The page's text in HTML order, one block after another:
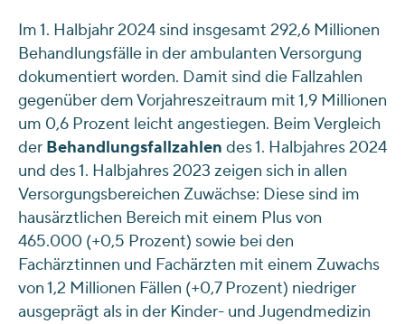
Im 1. Halbjahr 2024 sind insgesamt 292,6 Millionen
Behandlungsfälle in der ambulanten Versorgung
dokumentiert worden. Damit sind die Fallzahlen
gegenüber dem Vorjahreszeitraum mit 1,9 Millionen
um 0,6 Prozent leicht angestiegen. Beim Vergleich
der Behandlungsfallzahlen des 1. Halbjahres 2024
und des 1. Halbjahres 2023 zeigen sich in allen
Versorgungsbereichen Zuwächse: Diese sind im
hausärztlichen Bereich mit einem Plus von
465.000 (+0,5 Prozent) sowie bei den
Fachärztinnen und Fachärzten mit einem Zuwachs
von 1,2 Millionen Fällen (+0,7 Prozent) niedriger
ausgeprägt als in der Kinder- und Jugendmedizin